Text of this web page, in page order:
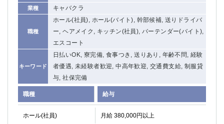
業種 キャバクラ
職種
ホール(社員), ホール(バイト), 幹部候補, 送りドライバ
ー, ヘアメイク, キッチン(社員), バーテンダー(バイト),
エスコート
キーワード
日払いOK, 寮完備, 食事つき, 送りあり, 年齢不問, 経験
者優遇, 未経験者歓迎, 中高年歓迎, 交通費支給, 制服貸
与, 社保完備
職種 給与
ホール(社員) 月給 380,000円以上